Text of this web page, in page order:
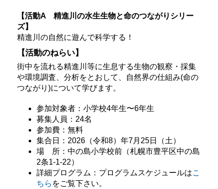
【活動A 精進川の水生生物と命のつながりシリー
ズ】
精進川の自然に遊んで科学する！
【活動のねらい】
街中を流れる精進川等に生息する生物の観察・採集
や環境調査、分析をとおして、自然界の仕組み(命の
つながり)について学びます。
参加対象者：小学校4年生〜6年生
募集人員：24名
参加費：無料
集合日：2026（令和8）年7月25日（土）
場 所：中の島小学校前（札幌市豊平区中の島
2条1-1-22）
詳細プログラム：プログラムスケジュールはこ
ちら をご覧下さい。